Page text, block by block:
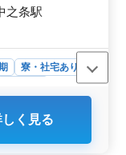
之条駅
寮・社宅あり
を完備してお
しく見る